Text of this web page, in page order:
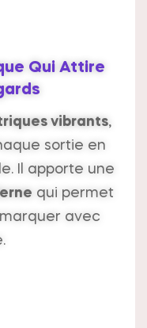
Qui Attire
vibrants,
sortie en
Il apporte une
qui permet
avec